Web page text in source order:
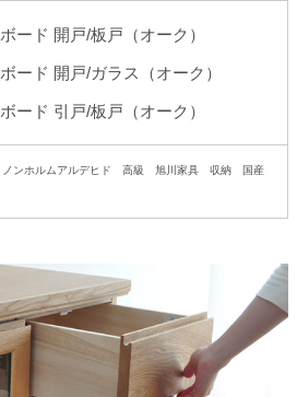
ード 開戸/板戸（オーク）
ード 開戸/ガラス（オーク）
ード 引戸/板戸（オーク）
ンホルムアルデヒド 高級 旭川家具 収納 国産